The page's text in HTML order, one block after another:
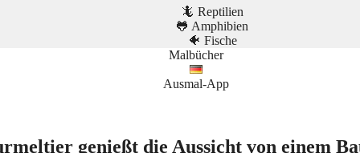
🦎 Reptilien
🐸 Amphibien
🐠 Fische
Malbücher
Ausmal-App
genießt die Aussicht von einem